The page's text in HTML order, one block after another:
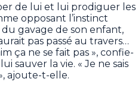
de lui et lui prodiguer les
opposant l’instinct
gavage de son enfant,
pas passé au travers…
ça ne se fait pas », confie-
sauver la vie. « Je ne sais
ajoute-t-elle.